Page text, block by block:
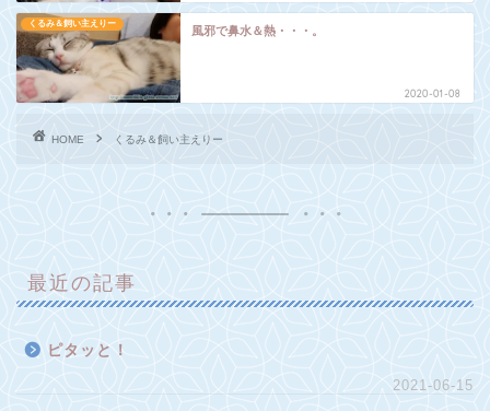
くるみ＆飼い主えりー
風邪で鼻水＆熱・・・。
2020-01-08
HOME くるみ＆飼い主えりー
最近の記事
ピタッと！
2021-06-15